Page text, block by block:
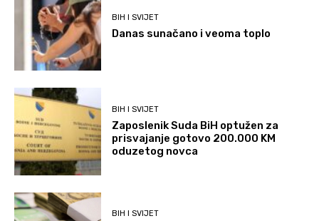
BIH I SVIJET
Danas sunačano i veoma toplo
BIH I SVIJET
Zaposlenik Suda BiH optužen za
prisvajanje gotovo 200.000 KM
oduzetog novca
BIH I SVIJET